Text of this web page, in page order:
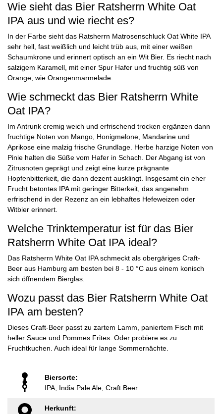
Wie sieht das Bier Ratsherrn White Oat
IPA aus und wie riecht es?
In der Farbe sieht das Ratsherrn Matrosenschluck Oat White IPA
sehr hell, fast weißlich und leicht trüb aus, mit einer weißen
Schaumkrone und erinnert optisch an ein Wit Bier. Es riecht nach
salzigem Karamell, mit einer Spur Hafer und fruchtig süß von
Orange, wie Orangenmarmelade.
Wie schmeckt das Bier Ratsherrn White
Oat IPA?
Im Antrunk cremig weich und erfrischend trocken ergänzen dann
fruchtige Noten von Mango, Honigmelone, Mandarine und
Aprikose eine malzig frische Grundlage. Herbe harzige Noten von
Pinie halten die Süße vom Hafer in Schach. Der Abgang ist von
Zitrusnoten geprägt und zeigt eine kurze prägnante
Hopfenbitterkeit, die dann dezent ausklingt. Insgesamt ein eher
Frucht betontes IPA mit geringer Bitterkeit, das angenehm
erfrischend in der Rezenz an ein lebhaftes Hefeweizen oder
Witbier erinnert.
Welche Trinktemperatur ist für das Bier
Ratsherrn White Oat IPA ideal?
Das Ratsherrn White Oat IPA schmeckt als obergäriges Craft-
Beer aus Hamburg am besten bei 8 - 10 °C aus einem konisch
sich öffnendem Bierglas.
Wozu passt das Bier Ratsherrn White Oat
IPA am besten?
Dieses Craft-Beer passt zu zartem Lamm, paniertem Fisch mit
heller Sauce und Pommes Frites. Oder probiere es zu
Fruchtkuchen. Auch ideal für lange Sommernächte.
Biersorte:
IPA, India Pale Ale, Craft Beer
Herkunft: